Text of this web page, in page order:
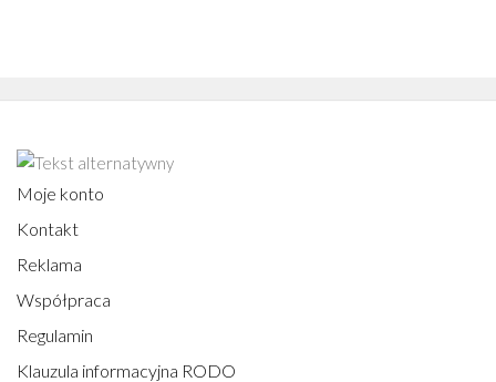
Moje konto
Kontakt
Reklama
Współpraca
Regulamin
Klauzula informacyjna RODO